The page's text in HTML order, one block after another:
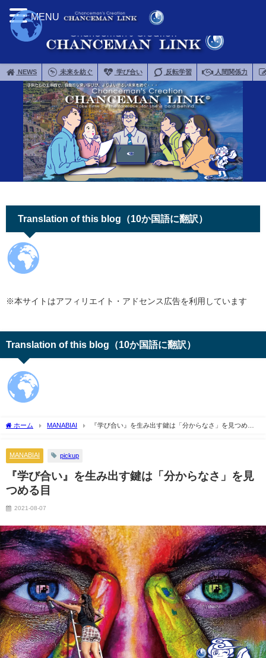
NEWS 未来を紡ぐ 学び合い 反転学習 人間関係力
Translation of this blog（10か国語に翻訳）
※本サイトはアフィリエイト・アドセンス広告を利用しています
Translation of this blog（10か国語に翻訳）
ホーム MANABIAI
『学び合い』を生み出す鍵は「分からなさ」を見つめる
MANABIAI pickup
『学び合い』を生み出す鍵は「分からなさ」を見
つめる目
2021-08-07
MENU